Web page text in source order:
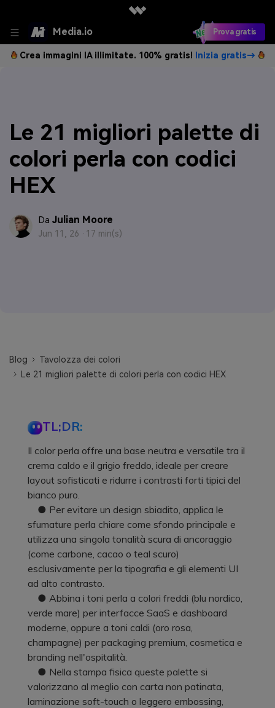
Media.io Prova gratis
Crea immagini IA illimitate. 100% gratis! Inizia gratis→
Le 21 migliori palette di
colori perla con codici
HEX
Da Julian Moore
Jun 11, 26 · 17 min(s)
Blog
Tavolozza dei colori
Le 21 migliori palette di colori perla con codici HEX
TL;DR:
Il color perla offre una base neutra e versatile tra il
crema caldo e il grigio freddo, ideale per creare
layout sofisticati e ridurre i contrasti forti tipici del
bianco puro.
● Per evitare un design sbiadito, applica le
sfumature perla chiare come sfondo principale e
utilizza una singola tonalità scura di ancoraggio
(come carbone, cacao o teal scuro)
esclusivamente per la tipografia e gli elementi UI
ad alto contrasto.
● Abbina i toni perla a colori freddi (blu nordico,
verde mare) per interfacce SaaS e dashboard
moderne, oppure a toni caldi (oro rosa,
champagne) per packaging premium, cosmetica e
branding nell'ospitalità.
● Nella stampa fisica queste palette si
valorizzano al meglio con carta non patinata,
laminazione soft-touch o leggero embossing,